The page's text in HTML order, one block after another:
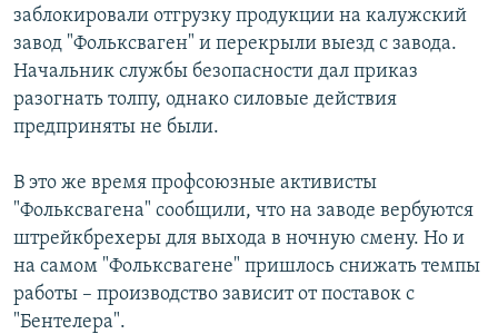
заблокировали отгрузку продукции на калужский
завод "Фольксваген" и перекрыли выезд с завода.
Начальник службы безопасности дал приказ
разогнать толпу, однако силовые действия
предприняты не были.
В это же время профсоюзные активисты
"Фольксвагена" сообщили, что на заводе вербуются
штрейкбрехеры для выхода в ночную смену. Но и
на самом "Фольксвагене" пришлось снижать темпы
работы – производство зависит от поставок с
"Бентелера".